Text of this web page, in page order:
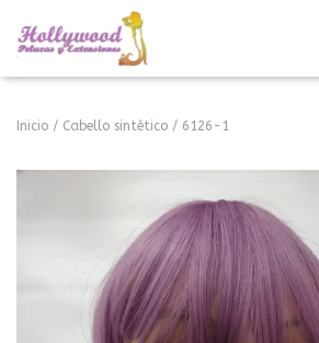
Inicio / Cabello sintético / 6126-1